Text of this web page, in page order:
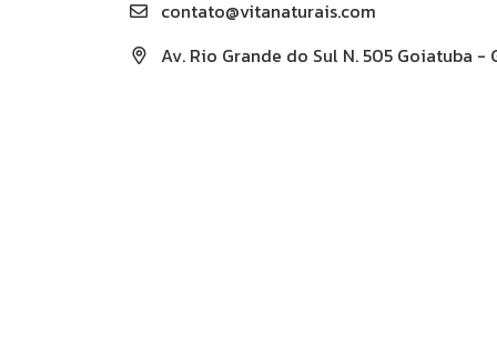
contato@vitanaturais.com
Av. Rio Grande do Sul N. 505 Goiatuba -